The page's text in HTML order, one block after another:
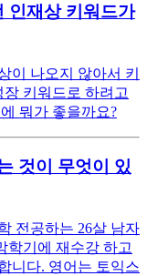
인재상 키워드가
이 나오지 않아서 키
키워드로 하려고
뭐가 좋을까요?
것이 무엇이 있
전공하는 26살 남자
학기에 재수강 하고
니다. 영어는 토익스